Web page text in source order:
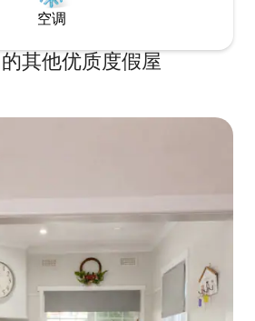
空调
其他优质度假屋